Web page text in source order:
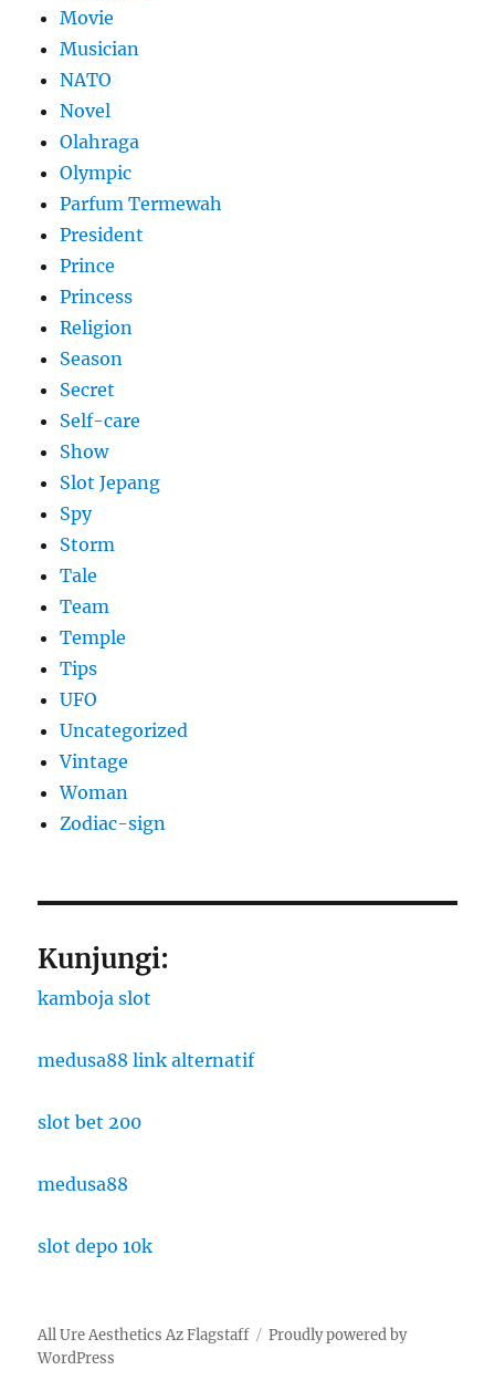
Movie
Musician
NATO
Novel
Olahraga
Olympic
Parfum Termewah
President
Prince
Princess
Religion
Season
Secret
Self-care
Show
Slot Jepang
Spy
Storm
Tale
Team
Temple
Tips
UFO
Uncategorized
Vintage
Woman
Zodiac-sign
Kunjungi:
kamboja slot
medusa88 link alternatif
slot bet 200
medusa88
slot depo 10k
All Ure Aesthetics Az Flagstaff
Proudly powered by
WordPress